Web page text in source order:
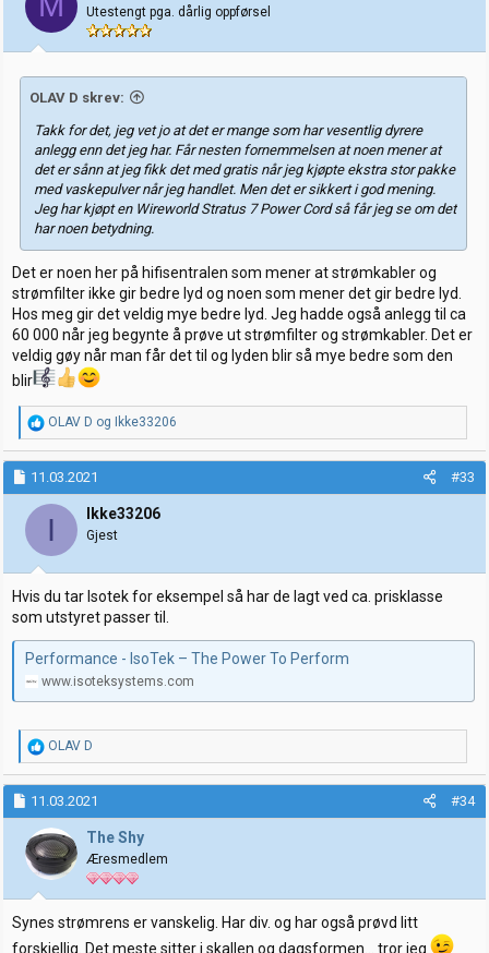
n
e
r
Utestengt pga. dårlig oppførsel
OLAV D skrev:
Takk for det, jeg vet jo at det er mange som har vesentlig dyrere
anlegg enn det jeg har. Får nesten fornemmelsen at noen mener at
det er sånn at jeg fikk det med gratis når jeg kjøpte ekstra stor pakke
med vaskepulver når jeg handlet. Men det er sikkert i god mening.
Jeg har kjøpt en Wireworld Stratus 7 Power Cord så får jeg se om det
har noen betydning.
Det er noen her på hifisentralen som mener at strømkabler og
strømfilter ikke gir bedre lyd og noen som mener det gir bedre lyd.
Hos meg gir det veldig mye bedre lyd. Jeg hadde også anlegg til ca
60 000 når jeg begynte å prøve ut strømfilter og strømkabler. Det er
veldig gøy når man får det til og lyden blir så mye bedre som den
blir
R
e
a
k
s
j
n
e
r
:
OLAV D og Ikke33206
11.03.2021 #33
I Ikke33206
Gjest
Hvis du tar Isotek for eksempel så har de lagt ved ca. prisklasse
som utstyret passer til.
Performance - IsoTek – The Power To Perform
www.isoteksystems.com
R
e
a
k
j
o
n
e
r
:
OLAV D
11.03.2021 #34
The Shy
Æresmedlem
Synes strømrens er vanskelig. Har div. og har også prøvd litt
forskjellig. Det meste sitter i skallen og dagsformen... tror jeg